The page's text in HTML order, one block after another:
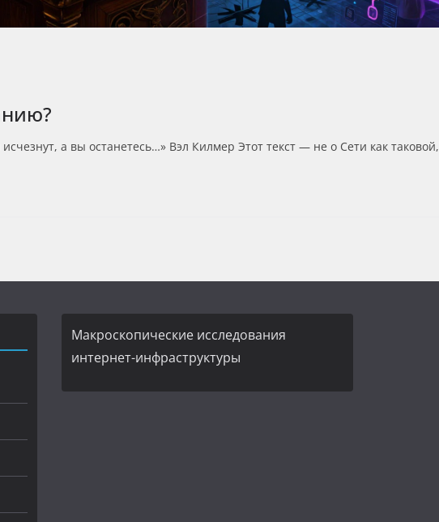
а вы останетесь…» Вэл Килмер Этот текст — не о Сети как таковой,
Макроскопические исследования
интернет-инфраструктуры